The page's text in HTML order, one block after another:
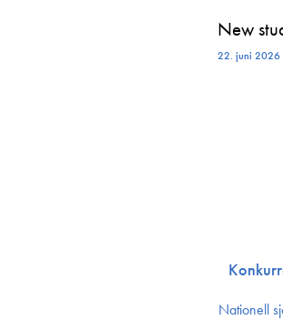
New
22. juni 2026
Nationell